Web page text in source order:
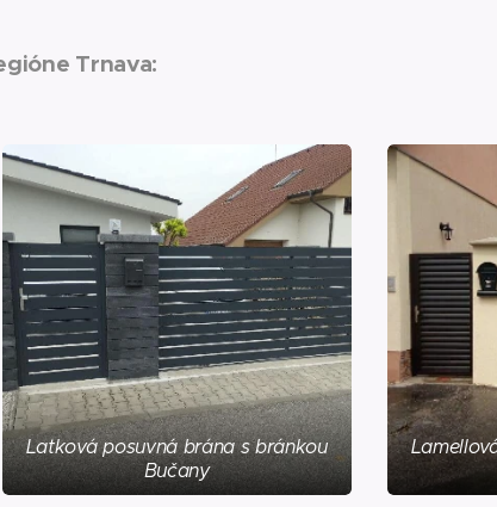
Trnava:
Latková posuvná brána s bránkou
Bučany